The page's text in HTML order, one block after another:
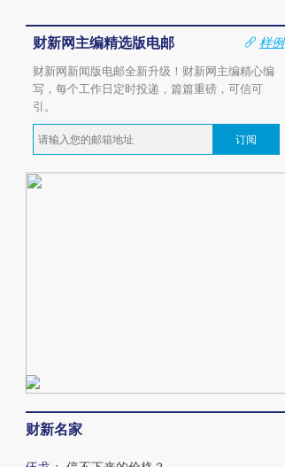
财新网主编精选版电邮
样例
财新网新闻版电邮全新升级！财新网主编精心编
写，每个工作日定时投递，篇篇重磅，可信可
引。
订阅
财新名家